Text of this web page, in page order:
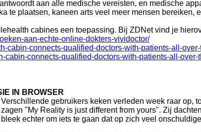
aan alle medische vereisten, en medische
te plaatsen, kaneen arts veel meer mensen bereiken,
cabines een toepassing. Bij ZDNet vind je
aan-echte-online-dokters-vividoctor/
cabin-connects-qualified-doctors-with-patients-all-
cabin-connects-qualified-doctors-with-patients-all-over-
IN BROWSER
Verschillende gebruikers keken verleden week raar op,
zagen "My Reality is just different from yours". Zij
bleek echter om iets te gaan dat op zich veel